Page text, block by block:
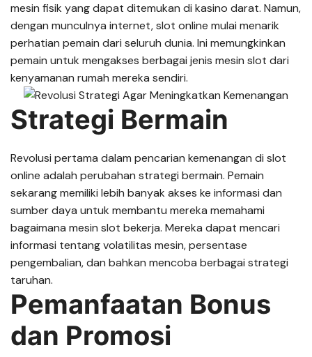
mesin fisik yang dapat ditemukan di kasino darat. Namun,
dengan munculnya internet, slot online mulai menarik
perhatian pemain dari seluruh dunia. Ini memungkinkan
pemain untuk mengakses berbagai jenis mesin slot dari
kenyamanan rumah mereka sendiri.
Strategi Bermain
Revolusi pertama dalam pencarian kemenangan di slot
online adalah perubahan strategi bermain. Pemain
sekarang memiliki lebih banyak akses ke informasi dan
sumber daya untuk membantu mereka memahami
bagaimana mesin slot bekerja. Mereka dapat mencari
informasi tentang volatilitas mesin, persentase
pengembalian, dan bahkan mencoba berbagai strategi
taruhan.
Pemanfaatan Bonus
dan Promosi